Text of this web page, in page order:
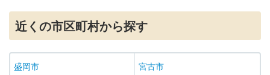
近くの市区町村から探す
盛岡市 宮古市